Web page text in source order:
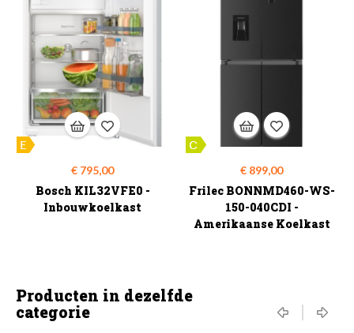
Prijs
€ 795,00
Bosch KIL32VFE0 -
Inbouwkoelkast
Prijs
€ 899,00
Frilec BONNMD460-WS-
150-040CDI -
Amerikaanse Koelkast
Producten in dezelfde
categorie